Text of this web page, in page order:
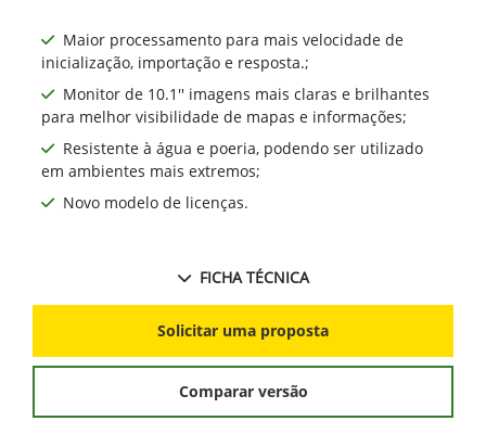
Maior processamento para mais velocidade de
inicialização, importação e resposta.;
Monitor de 10.1'' imagens mais claras e brilhantes
para melhor visibilidade de mapas e informações;
Resistente à água e poeria, podendo ser utilizado
em ambientes mais extremos;
Novo modelo de licenças.
FICHA TÉCNICA
Solicitar uma proposta
Comparar versão